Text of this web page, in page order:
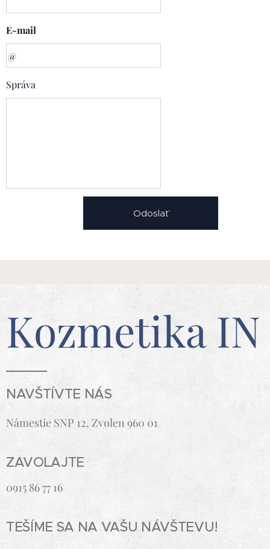
E-mail
Správa
Odoslať
Kozmetika IN
NAVŠTÍVTE NÁS
Námestie SNP 12, Zvolen 960 01
ZAVOLAJTE
0915 86 77 16
TEŠÍME SA NA VAŠU NÁVŠTEVU!